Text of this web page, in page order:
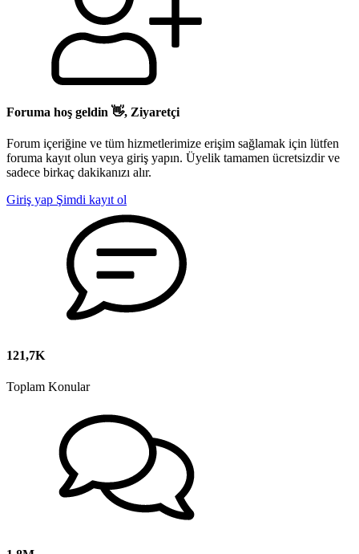
Foruma hoş geldin 👋, Ziyaretçi
Forum içeriğine ve tüm hizmetlerimize erişim sağlamak için lütfen
foruma kayıt olun veya giriş yapın. Üyelik tamamen ücretsizdir ve
sadece birkaç dakikanızı alır.
Giriş yap Şimdi kayıt ol
121,7K
Toplam Konular